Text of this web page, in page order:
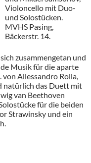
Violoncello mit Duo-
und Solostücken.
MVHS Pasing,
Bäckerstr. 14.
zusammengetan und
Musik für die aparte
von Allessandro Rolla,
natürlich das Duett mit
van Beethoven
für die beiden
Strawinsky und ein